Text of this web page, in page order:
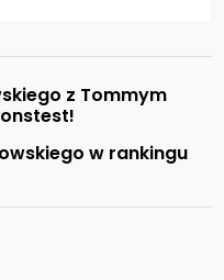
z Tommym
w rankingu